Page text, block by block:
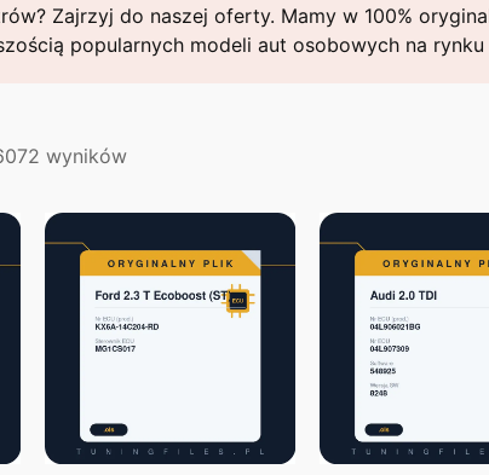
Zajrzyj do naszej oferty. Mamy w 100%
popularnych modeli aut osobowych na rynku
wynikówPosortowane
najnowszych